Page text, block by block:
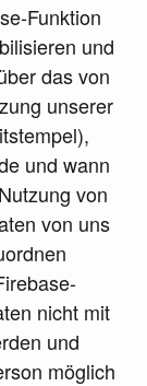
Funktion
und
das von
unserer
und wann
von
von uns
nicht mit
und
möglich